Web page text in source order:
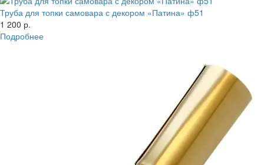
Труба для топки самовара с декором «Патина» ф51
1 200 р.
Подробнее